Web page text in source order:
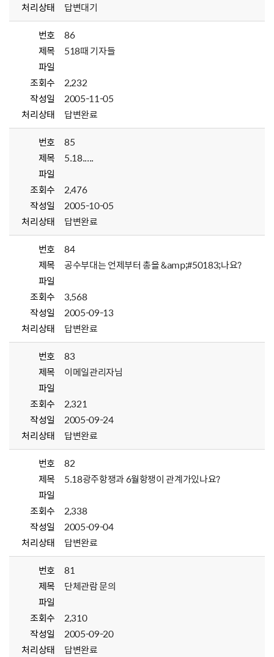
처리상태
답변대기
번호
86
제목
518때 기자들
파일
조회수
2,232
작성일
2005-11-05
처리상태
답변완료
번호
85
제목
5.18.....
파일
조회수
2,476
작성일
2005-10-05
처리상태
답변완료
번호
84
제목
공수부대는 언제부터 총을 &amp;#50183;나요?
파일
조회수
3,568
작성일
2005-09-13
처리상태
답변완료
번호
83
제목
이메일관리자님
파일
조회수
2,321
작성일
2005-09-24
처리상태
답변완료
번호
82
제목
5.18광주항쟁과 6월항쟁이 관계가있나요?
파일
조회수
2,338
작성일
2005-09-04
처리상태
답변완료
번호
81
제목
단체관람 문의
파일
조회수
2,310
작성일
2005-09-20
처리상태
답변완료